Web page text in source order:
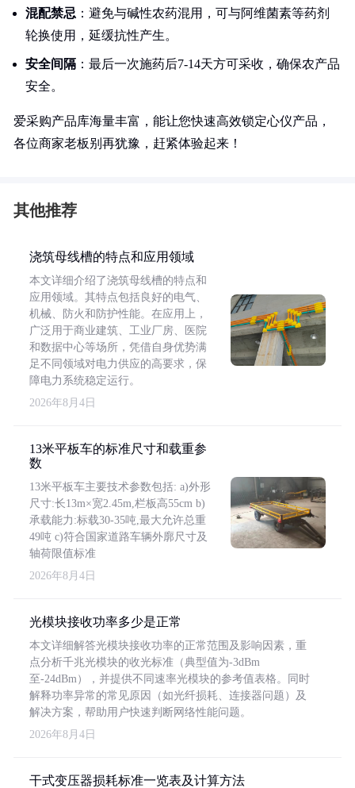
混配禁忌 ：避免与碱性农药混用，可与阿维菌素等药剂
轮换使用，延缓抗性产生。
安全间隔 ：最后一次施药后7-14天方可采收，确保农产品
安全。
爱采购产品库海量丰富，能让您快速高效锁定心仪产品，
各位商家老板别再犹豫，赶紧体验起来！
其他推荐
浇筑母线槽的特点和应用领域
本文详细介绍了浇筑母线槽的特点和
应用领域。其特点包括良好的电气、
机械、防火和防护性能。在应用上，
广泛用于商业建筑、工业厂房、医院
和数据中心等场所，凭借自身优势满
足不同领域对电力供应的高要求，保
障电力系统稳定运行。
2026年8月4日
13米平板车的标准尺寸和载重参
数
13米平板车主要技术参数包括: a)外形
尺寸:长13m×宽2.45m,栏板高55cm b)
承载能力:标载30-35吨,最大允许总重
49吨 c)符合国家道路车辆外廓尺寸及
轴荷限值标准
2026年8月4日
光模块接收功率多少是正常
本文详细解答光模块接收功率的正常范围及影响因素，重
点分析千兆光模块的收光标准（典型值为-3dBm
至-24dBm），并提供不同速率光模块的参考值表格。同时
解释功率异常的常见原因（如光纤损耗、连接器问题）及
解决方案，帮助用户快速判断网络性能问题。
2026年8月4日
干式变压器损耗标准一览表及计算方法